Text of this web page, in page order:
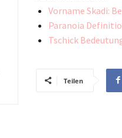
Vorname Skadi:
Paranoia
Tschick
Teilen